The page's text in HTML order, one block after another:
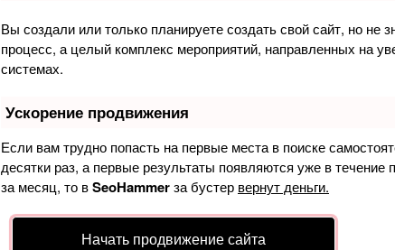
Вы создали или только планируете создать свой сайт, но не
процесс, а целый комплекс мероприятий, направленных на
системах.
Ускорение продвижения
Если вам трудно попасть на первые места в поиске
десятки раз, а первые результаты появляются уже в
за месяц, то вSeoHammerза бустер вернут деньги.
Начать продвижение сайта